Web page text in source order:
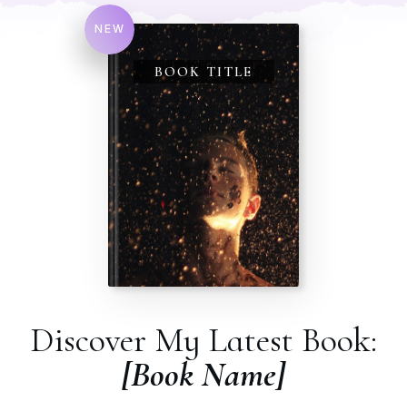
Discover My Latest Book:
[Book Name]
NEW
BOOK TITLE